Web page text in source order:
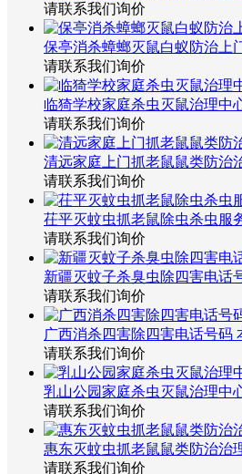
请联系我们询价
保亭消杀蟑螂灭鼠白蚁防治上
请联系我们询价
临猗学校家庭杀虫灭鼠治理中
请联系我们询价
清远家庭上门抓老鼠鼠类防治
请联系我们询价
茌平灭蚊虫抓老鼠除虫杀虫服
请联系我们询价
新疆灭蚊子杀臭虫除四害电话
请联系我们询价
广西消杀四害除四害电话号码
请联系我们询价
乳山公园家庭杀虫灭鼠治理中
请联系我们询价
惠东灭蚊虫抓老鼠鼠类防治治
请联系我们询价